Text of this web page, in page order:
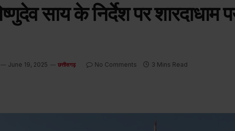
साय के निर्देश पर
June 19, 2025 छत्तीसगढ़ No Comments 3 Mins Read